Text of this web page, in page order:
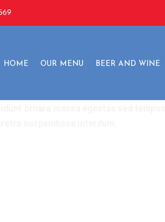
HOME OUR MENU BEER AND WINE
Mic Night